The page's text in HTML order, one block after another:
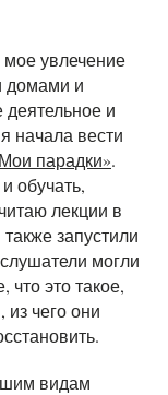
мое увлечение
домами и
деятельное и
начала вести
парадки».
обучать,
лекции в
запустили
могли
это такое,
чего они
видам